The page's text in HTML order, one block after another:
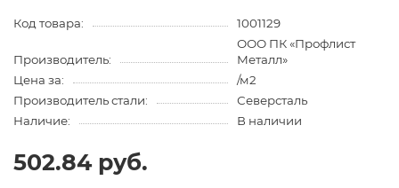
Код товара: 1001129
Производитель:
ООО ПК «Профлист
Металл»
Цена за:
/м2
Производитель стали:
Северсталь
Наличие:
В наличии
502.84 руб.